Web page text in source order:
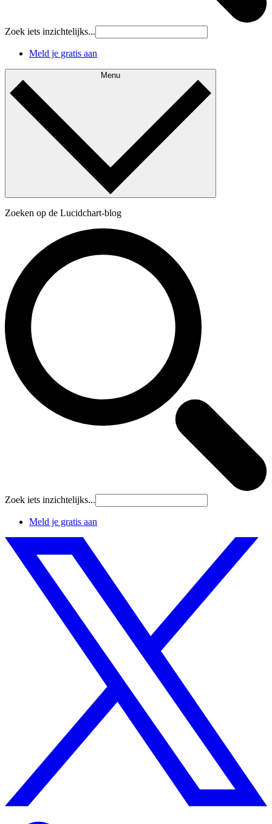
Zoek iets inzichtelijks...
Meld je gratis aan
Menu
Zoeken op de Lucidchart-blog
Zoek iets inzichtelijks...
Meld je gratis aan